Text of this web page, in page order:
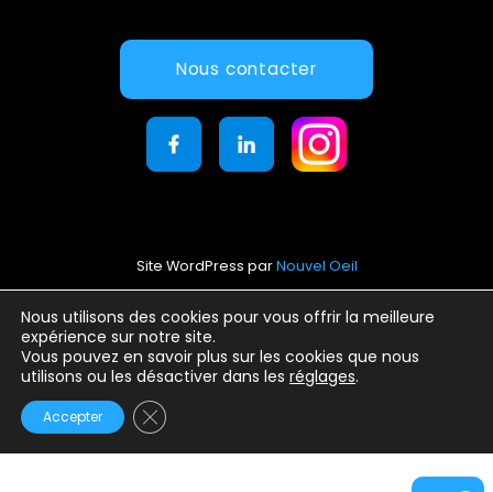
Nous utilisons des cookies pour vous offrir la meilleure
expérience sur notre site.
Vous pouvez en savoir plus sur les cookies que nous
utilisons ou les désactiver dans les réglages.
Accepter Fermer la bannière des cookies GDPR
Nous contacter
Site WordPress parNouvel Oeil
Mentions légales
Conditions générales d’utilisation
Politique de confidentialité